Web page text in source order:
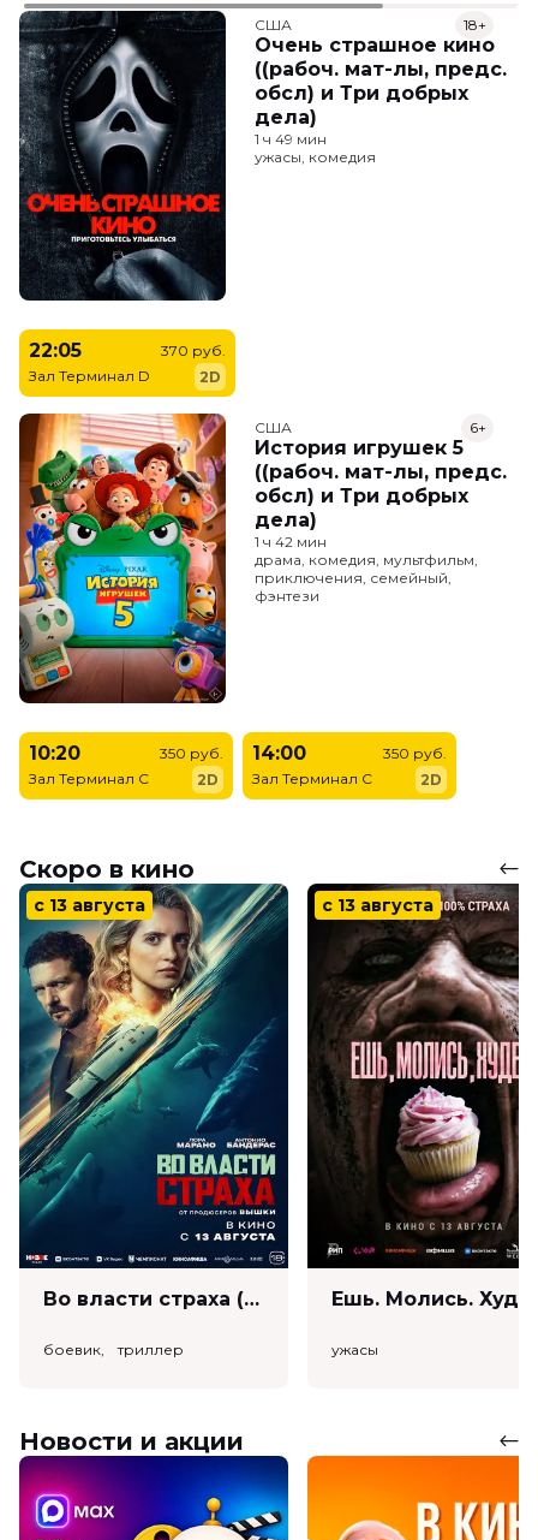
США
Очень страшное кино
((рабоч. мат-лы, предс.
обсл) и Три добрых
дела)
18+
1 ч 49 мин
ужасы, комедия
22:05
Зал Терминал D
370 руб.
2D
США
История игрушек 5
((рабоч. мат-лы, предс.
обсл) и Три добрых
дела)
6+
1 ч 42 мин
драма, комедия, мультфильм,
приключения, семейный,
фэнтези
10:20
Зал Терминал C
350 руб.
2D
14:00
Зал Терминал C
350 руб.
2D
Скоро в кино
с 13 августа
Во власти страха (18+)
боевик, триллер
с 13 августа
ужасы
Новости и акции